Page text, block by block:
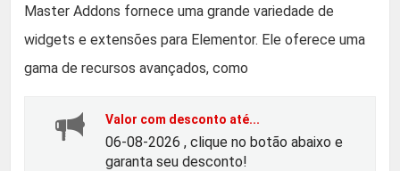
r
o
r
o
Master Addons fornece uma grande variedade de
widgets e extensões para Elementor. Ele oferece uma
gama de recursos avançados, como
Valor com desconto até...
06-08-2026 , clique no botão abaixo e
garanta seu desconto!